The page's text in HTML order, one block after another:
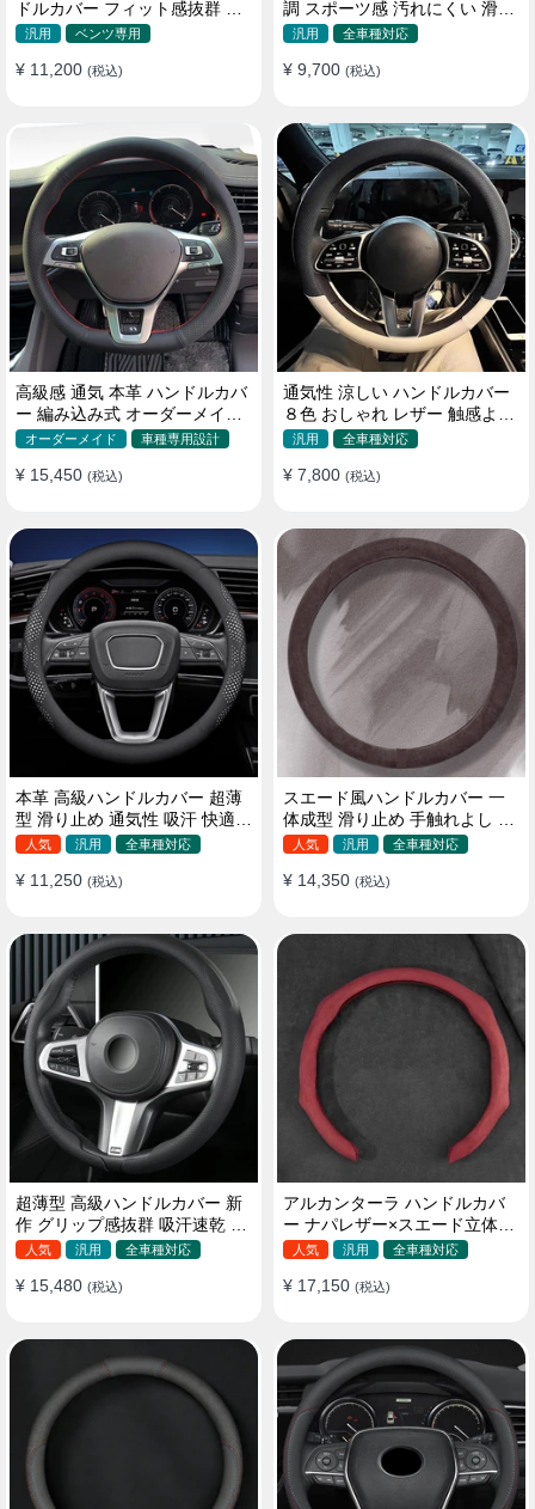
ドルカバー フィット感抜群 お
汎用 ベンツ専用
¥ 11,200 (税込)
調 スポーツ感 汚れにくい 滑り
止め かっこいい 取り付け簡単
汎用 全車種対応
¥ 9,700 (税込)
高級感 通気 本革 ハンドルカバ
ー 編み込み式 オーダーメイド
握り感抜群 操作性アップ
オーダーメイド 車種専用設計
¥ 15,450 (税込)
通気性 涼しい ハンドルカバー
８色 おしゃれ レザー 触感よく
シンブル 落ち着いた気品
汎用 全車種対応
¥ 7,800 (税込)
本革 高級ハンドルカバー 超薄
型 滑り止め 通気性 吸汗 快適
耐久性 四季汎用 35~40CM
人気 汎用 全車種対応
¥ 11,250 (税込)
スエード風ハンドルカバー 一
体成型 滑り止め 手触れよし 吸
汗 高級感 四季汎用 35~38CM
人気 汎用 全車種対応
¥ 14,350 (税込)
超薄型 高級ハンドルカバー 新
作 グリップ感抜群 吸汗速乾 ス
エード ナパレザー 通年使用
人気 汎用 全車種対応
¥ 15,480 (税込)
アルカンターラ ハンドルカバ
ー ナパレザー×スエード立体デ
ザイン 四季汎用 O/D型兼用 38-
人気 汎用 全車種対応
¥ 17,150 (税込)